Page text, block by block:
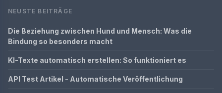
NEUSTE BEITRÄGE
Die Beziehung zwischen Hund und Mensch: Was die
Bindung so besonders macht
KI-Texte automatisch erstellen: So funktioniert es
API Test Artikel - Automatische Veröffentlichung